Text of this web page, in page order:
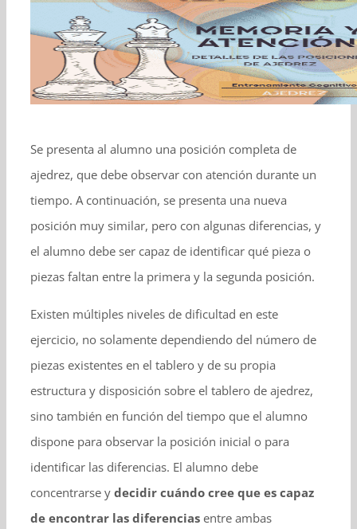
Se presenta al alumno una posición completa de
ajedrez, que debe observar con atención durante un
tiempo. A continuación, se presenta una nueva
posición muy similar, pero con algunas diferencias, y
el alumno debe ser capaz de identificar qué pieza o
piezas faltan entre la primera y la segunda posición.
Existen múltiples niveles de dificultad en este
ejercicio, no solamente dependiendo del número de
piezas existentes en el tablero y de su propia
estructura y disposición sobre el tablero de ajedrez,
sino también en función del tiempo que el alumno
dispone para observar la posición inicial o para
identificar las diferencias. El alumno debe
concentrarse y decidir cuándo cree que es capaz
de encontrar las diferencias entre ambas